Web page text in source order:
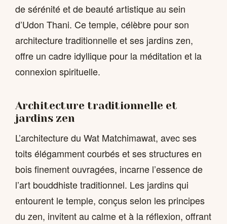
de sérénité et de beauté artistique au sein
d’Udon Thani. Ce temple, célèbre pour son
architecture traditionnelle et ses jardins zen,
offre un cadre idyllique pour la méditation et la
connexion spirituelle.
Architecture traditionnelle et
jardins zen
L’architecture du Wat Matchimawat, avec ses
toits élégamment courbés et ses structures en
bois finement ouvragées, incarne l’essence de
l’art bouddhiste traditionnel. Les jardins qui
entourent le temple, conçus selon les principes
du zen, invitent au calme et à la réflexion, offrant